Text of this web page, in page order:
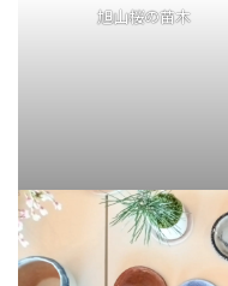
旭山桜の苗木